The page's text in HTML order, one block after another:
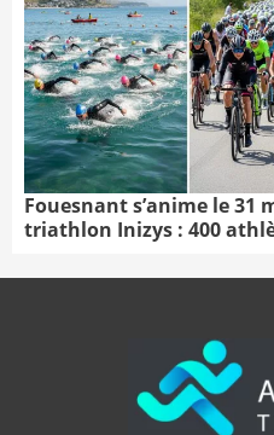
Fouesnant s’anime le 31
triathlon Inizys : 400